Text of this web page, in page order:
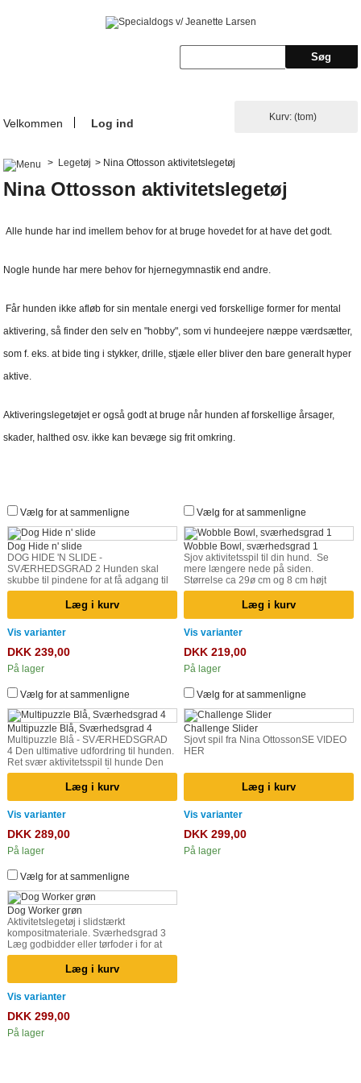
Kurv: (tom)
Velkommen Log ind
> Legetøj > Nina Ottosson aktivitetslegetøj
Nina Ottosson aktivitetslegetøj
Alle hunde har ind imellem behov for at bruge hovedet for at have det godt.
Nogle hunde har mere behov for hjernegymnastik end andre.
Får hunden ikke afløb for sin mentale energi ved forskellige former for mental
aktivering, så finder den selv en "hobby", som vi hundeejere næppe værdsætter,
som f. eks. at bide ting i stykker, drille, stjæle eller bliver den bare generalt hyper
aktive.
Aktiveringslegetøjet er også godt at bruge når hunden af forskellige årsager,
skader, halthed osv. ikke kan bevæge sig frit omkring.
Vælg for at sammenligne
Dog Hide n' slide
DOG HIDE 'N SLIDE -
SVÆRHEDSGRAD 2 Hunden skal
skubbe til pindene for at få adgang til
godbidderne. Aktivitetslegetøj fra Nina
Ottosson Aktivitetslegetøj handler ikke
bare om at aktivere hunden, men også
en velstimuleret hund, er en glad
hund. De er inddelt på følgende
måde: se mere længere nede på
siden
Læg i kurv
Vis varianter
DKK 239,00
På lager
Vælg for at sammenligne
Wobble Bowl, sværhedsgrad 1
Sjov aktivitetsspil til din hund. Se
mere længere nede på siden.
Størrelse ca 29ø cm og 8 cm højt
Læg i kurv
Vis varianter
DKK 219,00
På lager
Vælg for at sammenligne
Multipuzzle Blå, Sværhedsgrad 4
Multipuzzle Blå - SVÆRHEDSGRAD
4 Den ultimative udfordring til hunden.
Ret svær aktivitetsspil til hunde Den
skal skubbe, dreje og låse skiven for at
få godbidder. Et aktivitetslegetøj som
er en udfordring for selv kloge hunde.
Læg i kurv
Vis varianter
DKK 289,00
På lager
Vælg for at sammenligne
Challenge Slider
Sjovt spil fra Nina OttossonSE VIDEO
HER
Læg i kurv
Vis varianter
DKK 299,00
På lager
Vælg for at sammenligne
Dog Worker grøn
Aktivitetslegetøj i slidstærkt
kompositmateriale. Sværhedsgrad 3
Læg godbidder eller tørfoder i for at
udfordre hunden mentalt Ø34,5x5cm
Læg i kurv
Vis varianter
DKK 299,00
På lager